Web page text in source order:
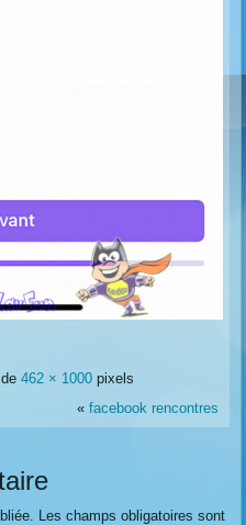
462 × 1000 pixels
« facebook rencontres
Les champs obligatoires sont